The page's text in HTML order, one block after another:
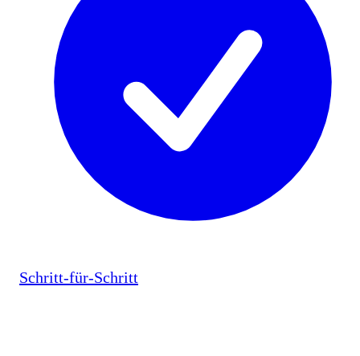
Schritt-für-Schritt